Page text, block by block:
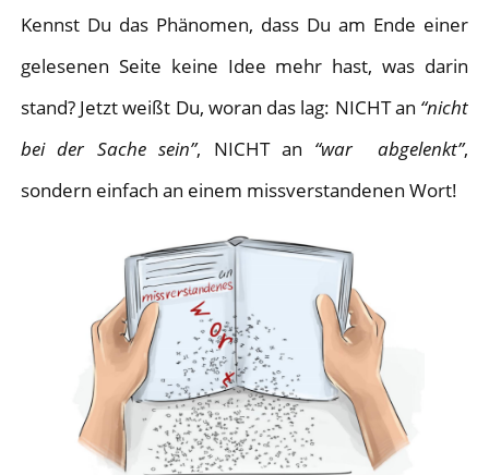
Kennst Du das Phänomen, dass Du am Ende einer
gelesenen Seite keine Idee mehr hast, was darin
stand? Jetzt weißt Du, woran das lag: NICHT an “nicht
bei der Sache sein”, NICHT an “war abgelenkt”,
sondern einfach an einem missverstandenen Wort!